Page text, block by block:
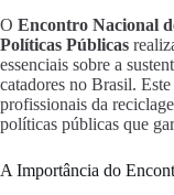
O Encontro Nacional
Políticas Públicas
essenciais sobre a
catadores no Brasil.
profissionais da
políticas públicas que
A Importância do